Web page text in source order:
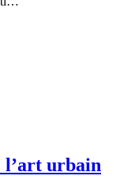
l’art urbain